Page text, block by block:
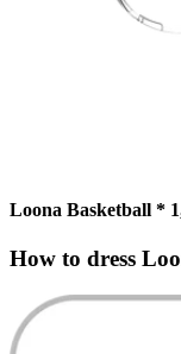
Loona Basketball *
How to dress